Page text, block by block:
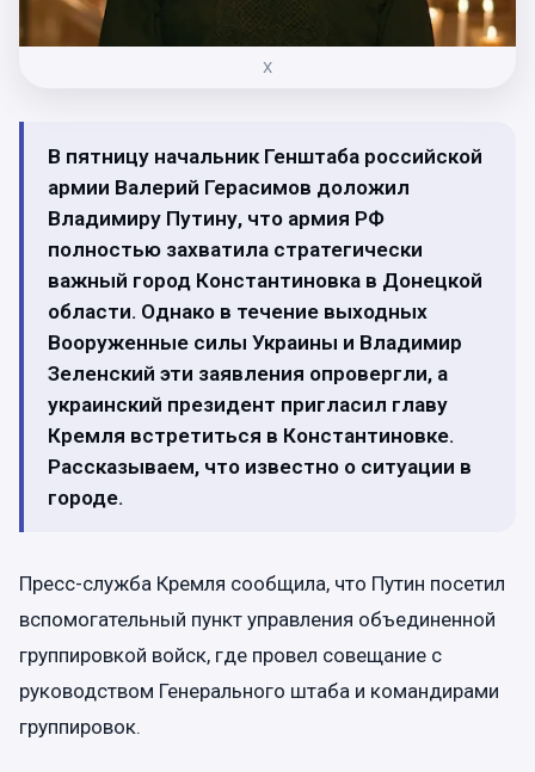
Х
В пятницу начальник Генштаба российской
армии Валерий Герасимов доложил
Владимиру Путину, что армия РФ
полностью захватила стратегически
важный город Константиновка в Донецкой
области. Однако в течение выходных
Вооруженные силы Украины и Владимир
Зеленский эти заявления опровергли, а
украинский президент пригласил главу
Кремля встретиться в Константиновке.
Рассказываем, что известно о ситуации в
городе.
Пресс-служба Кремля сообщила, что Путин посетил
вспомогательный пункт управления объединенной
группировкой войск, где провел совещание с
руководством Генерального штаба и командирами
группировок.